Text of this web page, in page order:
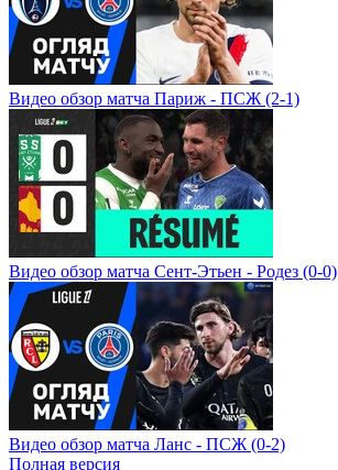
Видео обзор матча Париж - ПСЖ (2-1)
Видео обзор матча Сент-Этьен - Родез (0-0)
Видео обзор матча Ланс - ПСЖ (0-2)
Полная версия